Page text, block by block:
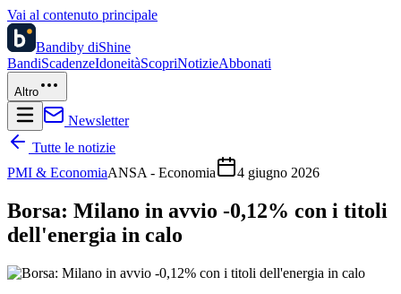
Vai al contenuto principale
Bandiby diShine
BandiScadenzeIdoneitàScopriNotizieAbbonati
Altro
Newsletter
Tutte le notizie
PMI & EconomiaANSA - Economia 4 giugno 2026
Borsa: Milano in avvio -0,12% con i titoli
dell'energia in calo